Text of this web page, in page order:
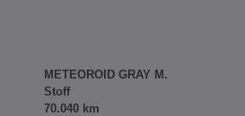
METEOROID GRAY M.
Stoff
70.040 km